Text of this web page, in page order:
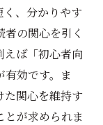
く、分かりやす
の関心を引く
えば「初心者向
有効です。ま
た関心を維持す
とが求められま